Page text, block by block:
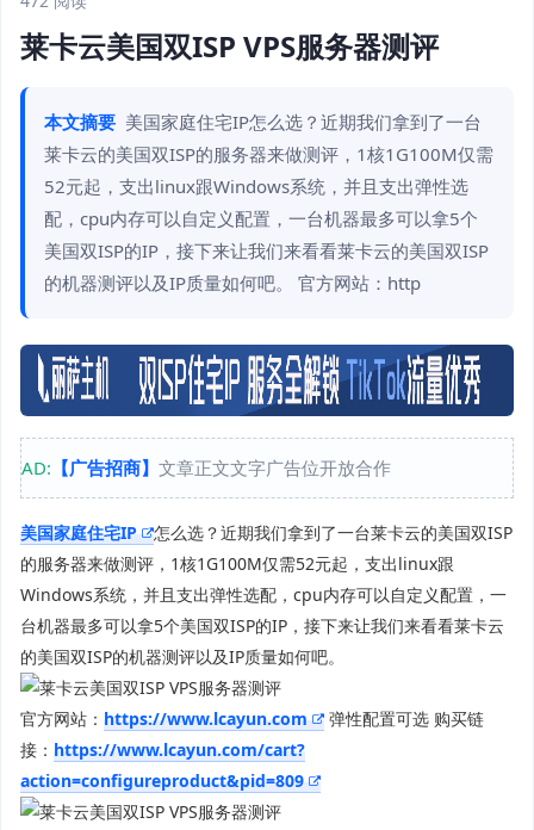
莱卡云美国双ISP VPS服务器测评
本文摘要 美国家庭住宅IP怎么选？近期我们拿到了一台
莱卡云的美国双ISP的服务器来做测评，1核1G100M仅需
52元起，支出linux跟Windows系统，并且支出弹性选
配，cpu内存可以自定义配置，一台机器最多可以拿5个
美国双ISP的IP，接下来让我们来看看莱卡云的美国双ISP
的机器测评以及IP质量如何吧。 官方网站：http
AD: 【广告招商】 文章正文文字广告位开放合作
美国家庭住宅IP
怎么选？近期我们拿到了一台莱卡云的美国双ISP
的服务器来做测评，1核1G100M仅需52元起，支出linux跟
Windows系统，并且支出弹性选配，cpu内存可以自定义配置，一
台机器最多可以拿5个美国双ISP的IP，接下来让我们来看看莱卡云
的美国双ISP的机器测评以及IP质量如何吧。
官方网站： https://www.lcayun.com
弹性配置可选 购买链
接： https://www.lcayun.com/cart?
action=configureproduct&pid=809